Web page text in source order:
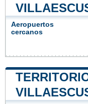
Aeropuertos
cercanos